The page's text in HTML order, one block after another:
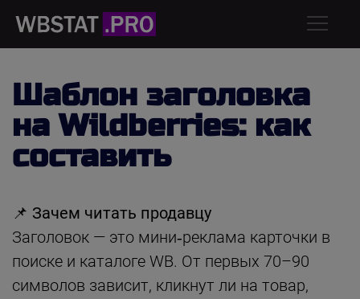
Шаблон заголовка
на Wildberries: как
составить
📌 Зачем читать продавцу
Заголовок — это мини‑реклама карточки в
поиске и каталоге WB. От первых 70–90
символов зависит, кликнут ли на товар,